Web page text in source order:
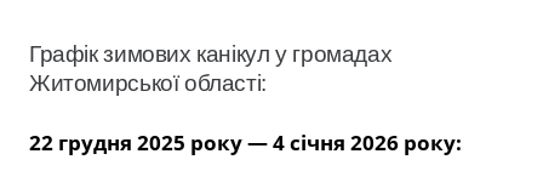
Графік зимових канікул у громадах
Житомирської області:
22 грудня 2025 року — 4 січня 2026 року: